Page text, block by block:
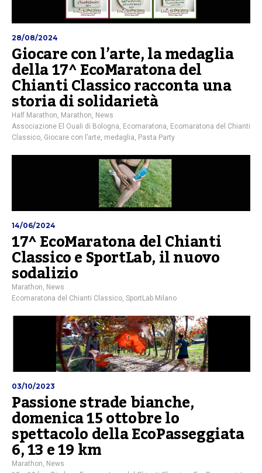
28/08/2024
Giocare con l’arte, la medaglia
della 17^ EcoMaratona del
Chianti Classico racconta una
storia di solidarietà
Half Marathon Marathon News
Associazione El Ouali di Bologna Ecomaratona Ecomaratona del Chianti
Classico Giocare con l’arte medaglia Pasta Party
14/06/2024
17^ EcoMaratona del Chianti
Classico e SportLab, il nuovo
sodalizio
Marathon, News
Ecomaratona del Chianti Classico, SportLab Milano
03/10/2023
Passione strade bianche,
domenica 15 ottobre lo
spettacolo della EcoPasseggiata
6, 13 e 19 km
Marathon, News